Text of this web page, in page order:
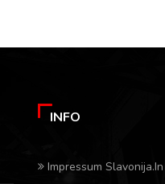
INFO
Impressum Slavonija.In